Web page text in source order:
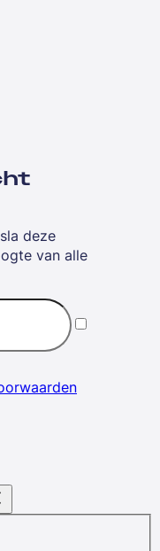
deze
van alle